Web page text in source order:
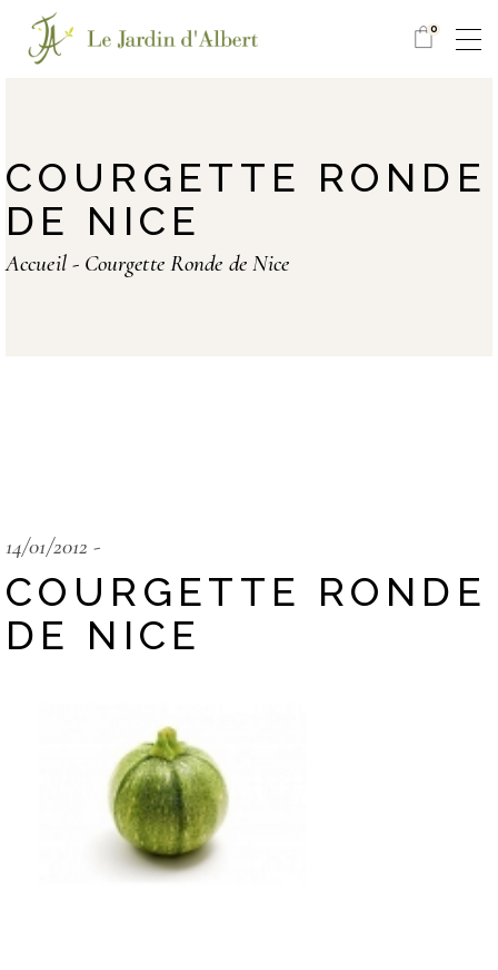
0
COURGETTE RONDE
DE NICE
Accueil Courgette Ronde de Nice
14/01/2012
COURGETTE RONDE
DE NICE